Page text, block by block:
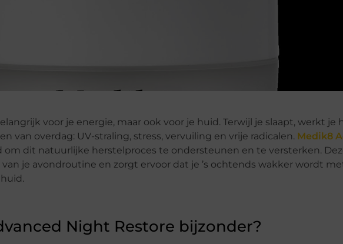
voor je energie, maar ook voor je huid. Terwijl je slaapt, werkt je
van overdag: UV-straling, stress, vervuiling en vrije radicalen. Medik8
om dit natuurlijke herstelproces te ondersteunen en te versterken.
je avondroutine en zorgt ervoor dat je ’s ochtends wakker wordt
Night Restore bijzonder?